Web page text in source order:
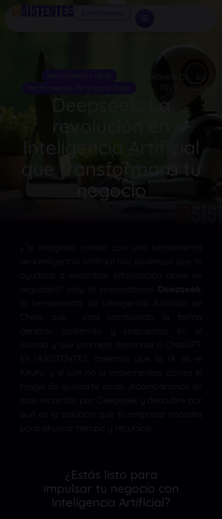
febrero 15,
2025
by
pablo
Deepseek: La
revolución en
Inteligencia Artificial
que transformará tu
negocio
¿Estás listo para
impulsar tu negocio con
Inteligencia Artificial?